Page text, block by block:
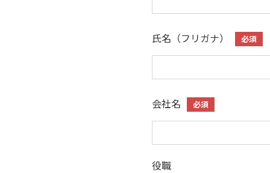
氏名（フリガナ） 必須
会社名 必須
役職